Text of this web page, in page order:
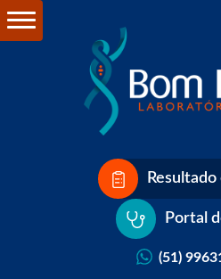
Resultado
Portal
(51)